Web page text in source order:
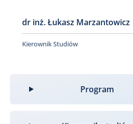
dr inż. Łukasz Marzantowicz
Kierownik Studiów
Program